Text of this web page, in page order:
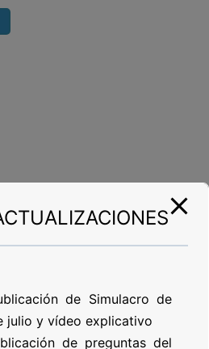
de Simulacro de
julio y vídeo explicativo
de preguntas del